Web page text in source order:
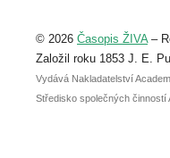
abstraktu přihlášené
posteru je už 30.
© 2026 Časopis ŽIVA–
Založil roku 1853 J. E.
Vydává Nakladatelství
Středisko společných činností